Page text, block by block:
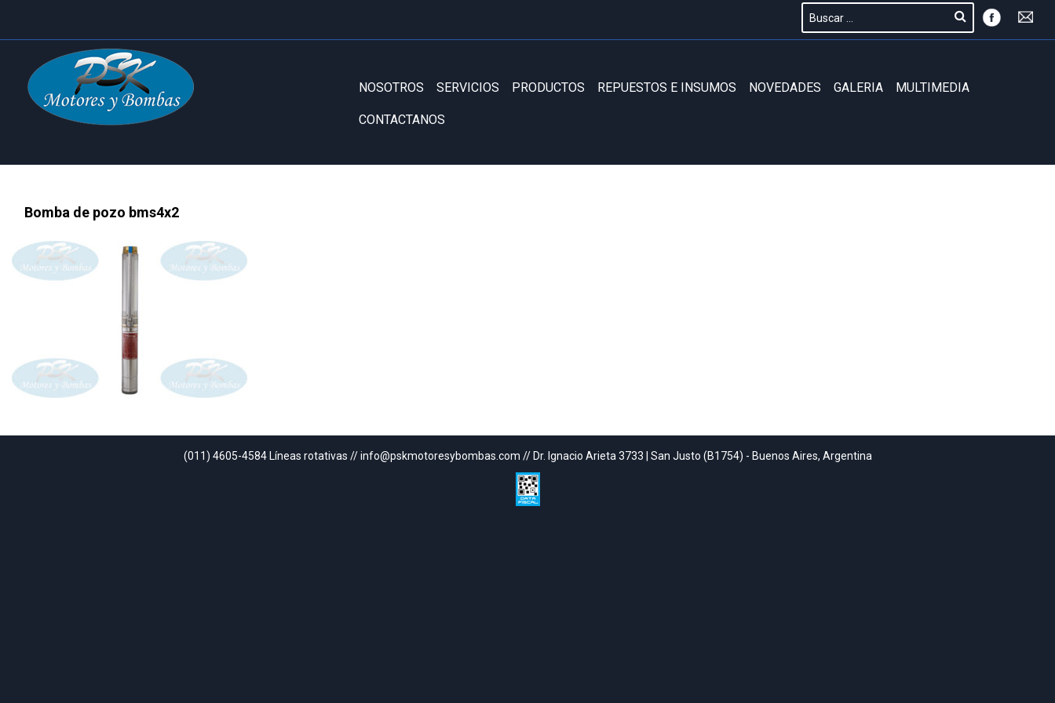
NOSOTROS SERVICIOS PRODUCTOS REPUESTOS E INSUMOS NOVEDADES GALERIA MULTIMEDIA
CONTACTANOS
Bomba de pozo bms4x2
(011) 4605-4584 Líneas rotativas // info@pskmotoresybombas.com // Dr. Ignacio Arieta 3733 | San Justo (B1754) - Buenos Aires, Argentina